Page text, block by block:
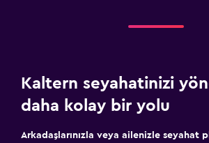
Kaltern seyahatinizi
daha kolay bir yolu
Arkadaşlarınızla veya ailenizle seyahat